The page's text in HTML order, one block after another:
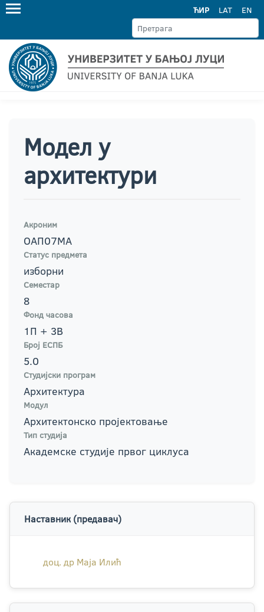
ЋИР LAT EN
Модел у
архитектури
Акроним
ОАП07МА
Статус предмета
изборни
Семестар
8
Фонд часова
1П + 3В
Број ЕСПБ
5.0
Студијски програм
Архитектура
Модул
Архитектонско пројектовање
Тип студија
Академске студије првог циклуса
Наставник (предавач)
доц. др Маја Илић